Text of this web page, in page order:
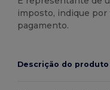
imposto, indique por
pagamento.
Descrição do produto